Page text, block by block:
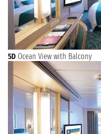
5D Ocean View with Balcony